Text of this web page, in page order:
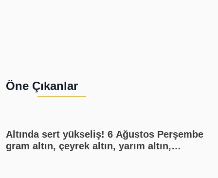
Öne Çıkanlar
Altında sert yükseliş! 6 Ağustos Perşembe
gram altın, çeyrek altın, yarım altın,